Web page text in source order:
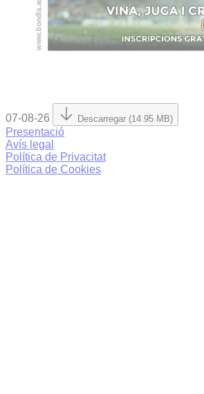
07-08-26 Descarregar (14.95 MB)
Presentació
Avís legal
Política de Privacitat
Política de Cookies